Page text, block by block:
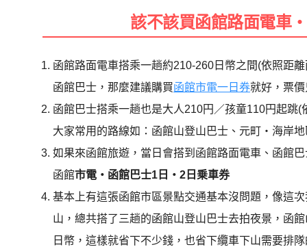
該不該買函館路面電車
函館路面電車搭乘一趟約210-260日幣之間(依照距
函館巴士，那麼建議購買函館市電一日券就好，票
函館巴士搭乘一趟也是大人210円／孩童110円起跳(
大家常用的路線如：函館山登山巴士、 元町・海岸
如果來函館旅遊，當日會搭到函館路面電車、函館
函館市電・函館巴士1日・2日乗車券
基本上有這張函館市區景點交通基本沒問題，像這
山，總共搭了三趟的函館山登山巴士去拍夜景，函
日幣，這樣就省下不少錢，也省下纜車下山需要排